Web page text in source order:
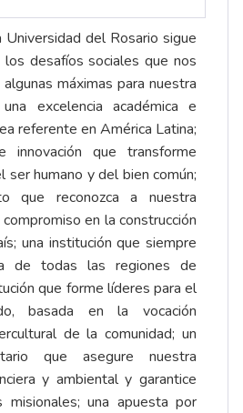
del Rosario sigue
desafíos sociales que nos
máximas para nuestra
excelencia académica e
referente en América Latina;
innovación que transforme
ser humano y del bien común;
que reconozca a nuestra
en la construcción
una institución que siempre
de todas las regiones de
que forme líderes para el
basada en la vocación
de la comunidad; un
que asegure nuestra
y ambiental y garantice
misionales; una apuesta por